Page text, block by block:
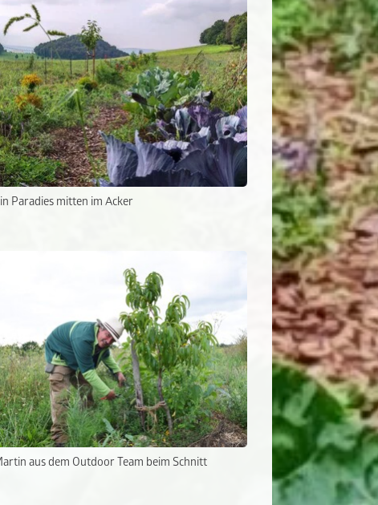
Paradies mitten im Acker
aus dem Outdoor Team beim Schnitt